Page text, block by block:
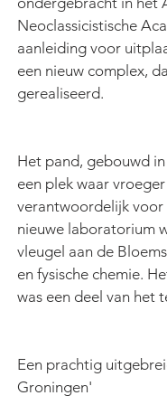
Neoclassicistische
aanleiding voor
een nieuw complex,
gerealiseerd.
Het pand, gebouwd
een plek waar
verantwoordelijk voor
nieuwe laboratorium
vleugel aan de
en fysische chemie.
was een deel van het
Een prachtig
Groningen'